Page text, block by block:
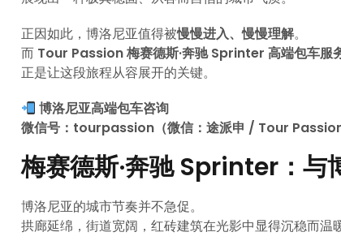
正因如此，博洛尼亚值得被慢慢进入、慢慢理解。
而 Tour Passion 梅赛德斯·奔驰 Sprinter 高端包车服
正是让这段旅程从容展开的关键。
博洛尼亚高端包车咨询
微信号：tourpassion（微信：途派申 / Tour Passion
梅赛德斯·奔驰 Sprinter：与
博洛尼亚的城市节奏并不急促。
拱廊延绵，街道宽阔，红砖建筑在光影中显得沉稳而温暖